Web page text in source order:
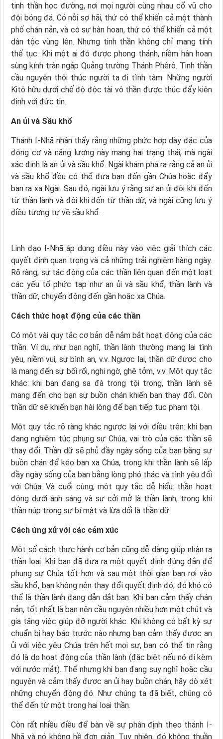
tinh thần học đường, nơi mọi người cùng nhau cổ vũ cho
đội bóng đá. Có nỗi sợ hãi, thứ có thể khiến cả một thành
phố chán nản, và có sự hân hoan, thứ có thể khiến cả một
dân tộc vùng lên. Nhưng tinh thần không chỉ mang tính
thế tục. Khi một ai đó được phong thánh, niềm hân hoan
sùng kính tràn ngập Quảng trường Thánh Phêrô. Tinh thần
cầu nguyện thôi thúc người ta đi tĩnh tâm. Những người
Kitô hữu dưới chế độ độc tài vô thần được thúc đẩy kiên
định với đức tin.
An ủi và Sầu khổ
Thánh I-Nhã nhận thấy rằng những phức hợp dày đặc của
động cơ và năng lượng này mang hai trạng thái, mà ngài
xác định là an ủi và sầu khổ. Ngài khám phá ra rằng cả an ủi
và sầu khổ đều có thể đưa bạn đến gần Chúa hoặc đẩy
bạn ra xa Ngài. Sau đó, ngài lưu ý rằng sự an ủi đôi khi đến
từ thần lành và đôi khi đến từ thần dữ, và ngài cũng lưu ý
điều tương tự về sầu khổ.
Linh đạo I-Nhã áp dụng điều này vào việc giải thích các
quyết định quan trọng và cả những trải nghiệm hàng ngày.
Rõ ràng, sự tác động của các thần liên quan đến một loạt
các yếu tố phức tạp như an ủi và sầu khổ, thần lành và
thần dữ, chuyển động đến gần hoặc xa Chúa.
Cách thức hoạt động của các thần
Có một vài quy tắc cơ bản dễ nắm bắt hoạt động của các
thần. Ví dụ, như bạn nghĩ, thần lành thường mang lại tình
yêu, niềm vui, sự bình an, v.v. Ngược lại, thần dữ được cho
là mang đến sự bối rối, nghi ngờ, ghê tởm, v.v. Một quy tắc
khác: khi bạn đang sa đà trong tội trọng, thần lành sẽ
mang đến cho bạn sự buồn chán khiến bạn thay đổi. Còn
thần dữ sẽ khiến bạn hài lòng để bạn tiếp tục phạm tội.
Một quy tắc rõ ràng khác ngược lại với điều trên: khi bạn
đang nghiêm túc phụng sự Chúa, vai trò của các thần sẽ
thay đổi. Thần dữ sẽ phủ đầy ngày sống của bạn bằng sự
buồn chán để kéo bạn xa Chúa, trong khi thần lành sẽ lấp
đầy ngày sống của bạn bằng lòng phó thác và tình yêu đối
với Chúa. Và cuối cùng, một quy tắc dễ hiểu: thần hoạt
động dưới ánh sáng và sự cởi mở là thần lành, trong khi
thần núp trong sự bí mật và lừa dối là thần dữ.
Cách ứng xử với các cảm xúc
Một số cách thực hành cơ bản cũng dễ dàng giúp nhận ra
thần loại. Khi bạn đã đưa ra một quyết định đúng đắn để
phụng sự Chúa tốt hơn và sau một thời gian bạn rơi vào
sầu khổ, bạn không nên thay đổi quyết định đó; đó khó có
thể là thần lành đang dẫn dắt bạn. Khi bạn cảm thấy chán
nản, tốt nhất là bạn nên cầu nguyện nhiều hơn một chút và
gia tăng việc giúp đỡ người khác. Khi không có bất kỳ sự
chuẩn bị hay báo trước nào nhưng bạn cảm thấy được an
ủi với việc yêu Chúa trên hết mọi sự, bạn có thể tin rằng
đó là do hoạt động của thần lành (đặc biệt nếu nó đi kèm
với nước mắt). Thế nhưng khi bạn đang suy nghĩ hoặc cầu
nguyện và cảm thấy được an ủi hay buồn chán, hãy dò xét
những chuyển động đó. Như chúng ta đã biết, chúng có
thể đến từ một trong hai loại thần.
Còn rất nhiều điều để bàn về sự phân định theo thánh I-
Nhã và nó không hề đơn giản. Tuy nhiên, đó không thuần